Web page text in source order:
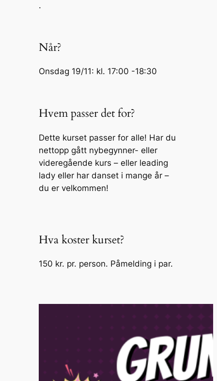
.
Når?
Onsdag 19/11: kl. 17:00 -18:30
Hvem passer det for?
Dette kurset passer for alle! Har du
nettopp gått nybegynner- eller
videregående kurs – eller leading
lady eller har danset i mange år –
du er velkommen!
Hva koster kurset?
150 kr. pr. person. Påmelding i par.